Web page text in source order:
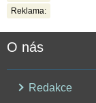
Reklama:
O nás
Redakce